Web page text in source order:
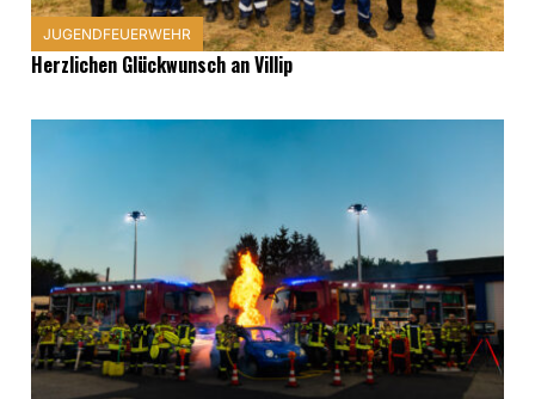
JUGENDFEUERWEHR
Herzlichen Glückwunsch an Villip